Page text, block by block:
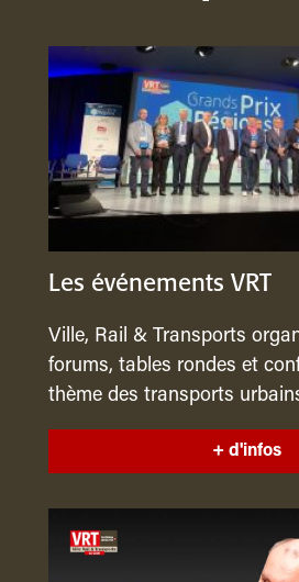
Les événements VRT
Ville, Rail & Transports
forums, tables rondes et
thème des transports
+ d'infos